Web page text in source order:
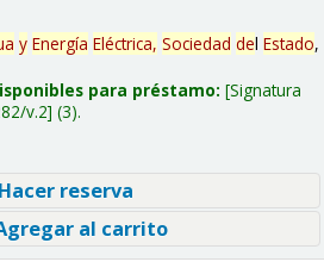
y Energía Eléctrica, Sociedad del Estado,
para préstamo: Signatura
v.2 (3).
reserva
al carrito